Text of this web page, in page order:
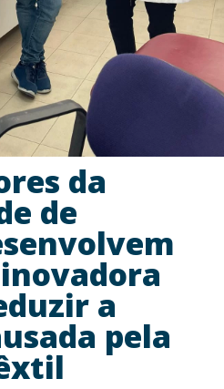
da
de
a
pela